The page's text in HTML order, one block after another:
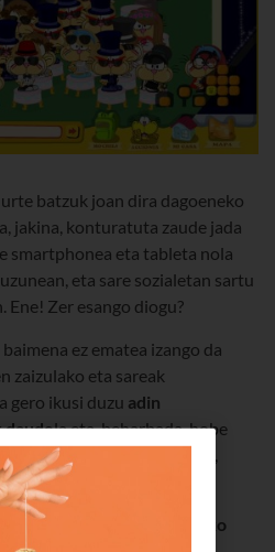
batzuk joan dira dagoeneko
jakina, konturatuta zaude jada
smartphonea eta tableta nola
eta sare sozialetan sartu
Ene! Zer esango diogu?
ez ematea izango da
zaizulako eta sareak
gero ikusi duzu adin
daudela eta, beharbada, hobe
sareetan sartzen uztea,
Hortaz, zer egin?
beren adinera egokitutako